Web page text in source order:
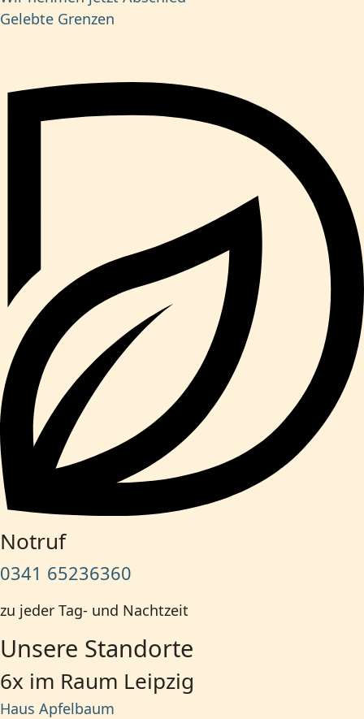
Gelebte Grenzen
Notruf
0341 65236360
zu jeder Tag- und Nachtzeit
Unsere Standorte
6x im Raum Leipzig
Haus Apfelbaum